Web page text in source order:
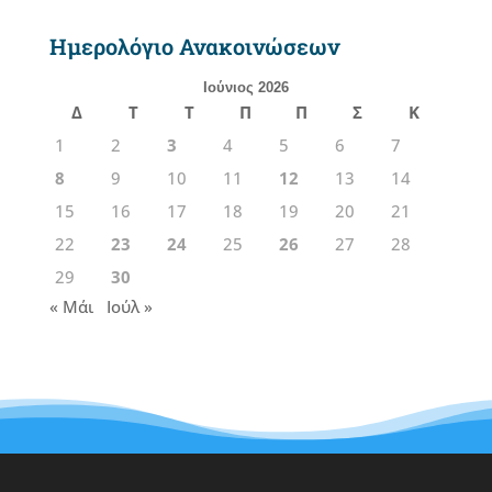
Ημερολόγιο Ανακοινώσεων
Ιούνιος 2026
Δ Τ Τ Π Π Σ
Κ
1
2 3 4 5 6
7
8
9 10 11 12 13
14
15
16 17 18 19 20
21
22
23 24 25 26 27
28
29
30
« Μάι
Ιούλ »